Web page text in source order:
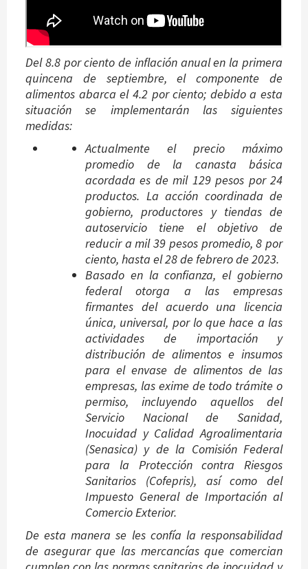
Del 8.8 por ciento de inflación anual en la primera
quincena de septiembre, el componente de
alimentos abarca el 4.2 por ciento; debido a esta
situación se implementarán las siguientes
medidas:
Actualmente el precio máximo
promedio de la canasta básica
acordada es de mil 129 pesos por 24
productos. La acción coordinada de
gobierno, productores y tiendas de
autoservicio tiene el objetivo de
reducir a mil 39 pesos promedio, 8 por
ciento, hasta el 28 de febrero de 2023.
Basado en la confianza, el gobierno
federal otorga a las empresas
firmantes del acuerdo una licencia
única, universal, por lo que hace a las
actividades de importación y
distribución de alimentos e insumos
para el envase de alimentos de las
empresas, las exime de todo trámite o
permiso, incluyendo aquellos del
Servicio Nacional de Sanidad,
Inocuidad y Calidad Agroalimentaria
(Senasica) y de la Comisión Federal
para la Protección contra Riesgos
Sanitarios (Cofepris), así como del
Impuesto General de Importación al
Comercio Exterior.
De esta manera se les confía la responsabilidad
de asegurar que las mercancías que comercian